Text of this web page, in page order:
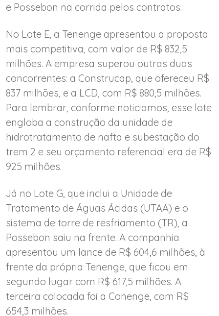
e Possebon na corrida pelos contratos.
No Lote E, a Tenenge apresentou a proposta
mais competitiva, com valor de R$ 832,5
milhões. A empresa superou outras duas
concorrentes: a Construcap, que ofereceu R$
837 milhões, e a LCD, com R$ 880,5 milhões.
Para lembrar, conforme noticiamos, esse lote
engloba a construção da unidade de
hidrotratamento de nafta e subestação do
trem 2 e seu orçamento referencial era de R$
925 milhões.
Já no Lote G, que inclui a Unidade de
Tratamento de Águas Ácidas (UTAA) e o
sistema de torre de resfriamento (TR), a
Possebon saiu na frente. A companhia
apresentou um lance de R$ 604,6 milhões, à
frente da própria Tenenge, que ficou em
segundo lugar com R$ 617,5 milhões. A
terceira colocada foi a Conenge, com R$
654,3 milhões.